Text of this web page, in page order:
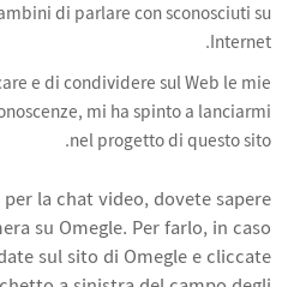
di parlare con sconosciuti su
Internet.
e di condividere sul Web le mie
mi ha spinto a lanciarmi
nel progetto di questo sito.
la chat video, dovete sapere
su Omegle. Per farlo, in caso
sul sito di Omegle e cliccate